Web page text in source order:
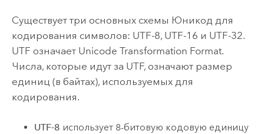
Существует три основных схемы Юникод для
кодирования символов: UTF-8, UTF-16 и UTF-32.
UTF означает Unicode Transformation Format.
Числа, которые идут за UTF, означают размер
единиц (в байтах), используемых для
кодирования.
UTF-8 использует 8-битовую кодовую единицу